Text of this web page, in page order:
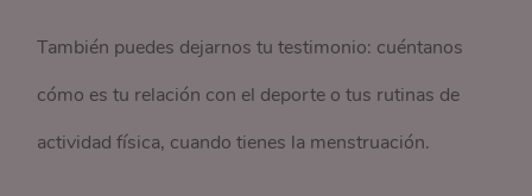
También puedes dejarnos tu testimonio: cuéntanos
cómo es tu relación con el deporte o tus rutinas de
actividad física, cuando tienes la menstruación.